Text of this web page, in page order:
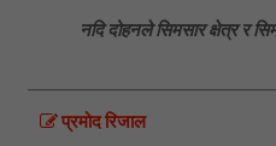
नदि दोहनले सिमसार क्षेत्र र
प्रमोद रिजाल